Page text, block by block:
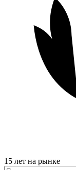
Бейдж
15 лет на рынке